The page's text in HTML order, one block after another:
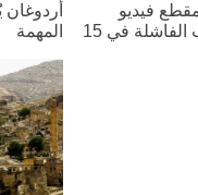
فيديو
لضحايا محاولة الانقلاب الفاشلة في 15
المهمة